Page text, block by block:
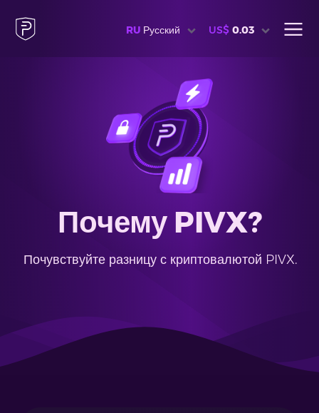
RU Русский US$ 0.03
Почему PIVX?
Почувствуйте разницу с криптовалютой PIVX.